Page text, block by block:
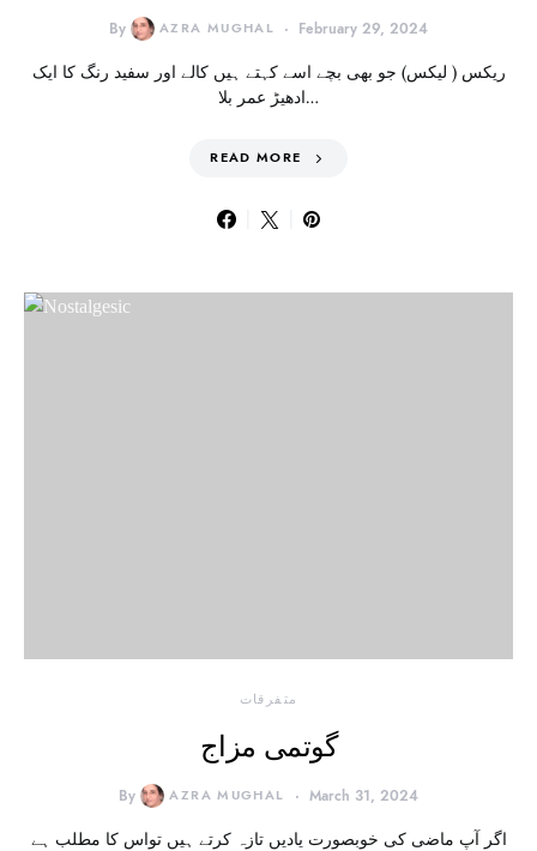
By AZRA MUGHAL February 29, 2024
ریکس ( لیکس) جو بھی بچے اسے کہتے ہیں کالے اور سفید رنگ کا ایک
ادھیڑ عمر بلا…
READ MORE
متفرقات
گوتمی مزاج
By AZRA MUGHAL March 31, 2024
اگر آپ ماضی کی خوبصورت یادیں تازہ کرتے ہیں تواس کا مطلب ہے